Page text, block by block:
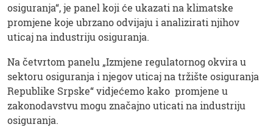
osiguranja“, je panel koji će ukazati na klimatske
promjene koje ubrzano odvijaju i analizirati njihov
uticaj na industriju osiguranja.
Na četvrtom panelu „Izmjene regulatornog okvira u
sektoru osiguranja i njegov uticaj na tržište osiguranja
Republike Srpske“ vidjećemo kako promjene u
zakonodavstvu mogu značajno uticati na industriju
osiguranja.